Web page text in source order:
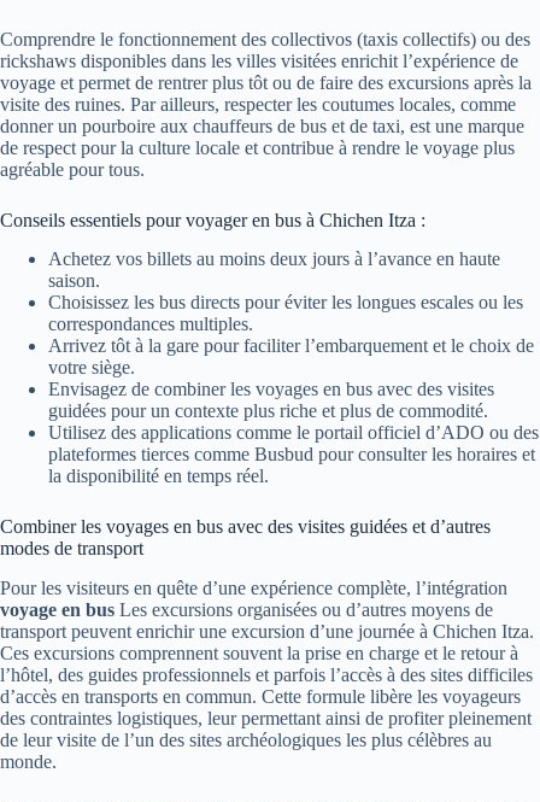
Comprendre le fonctionnement des collectivos (taxis collectifs) ou des
rickshaws disponibles dans les villes visitées enrichit l’expérience de
voyage et permet de rentrer plus tôt ou de faire des excursions après la
visite des ruines. Par ailleurs, respecter les coutumes locales, comme
donner un pourboire aux chauffeurs de bus et de taxi, est une marque
de respect pour la culture locale et contribue à rendre le voyage plus
agréable pour tous.
Conseils essentiels pour voyager en bus à Chichen Itza :
Achetez vos billets au moins deux jours à l’avance en haute
saison.
Choisissez les bus directs pour éviter les longues escales ou les
correspondances multiples.
Arrivez tôt à la gare pour faciliter l’embarquement et le choix de
votre siège.
Envisagez de combiner les voyages en bus avec des visites
guidées pour un contexte plus riche et plus de commodité.
Utilisez des applications comme le portail officiel d’ADO ou des
plateformes tierces comme Busbud pour consulter les horaires et
la disponibilité en temps réel.
Combiner les voyages en bus avec des visites guidées et d’autres
modes de transport
Pour les visiteurs en quête d’une expérience complète, l’intégration
voyage en bus Les excursions organisées ou d’autres moyens de
transport peuvent enrichir une excursion d’une journée à Chichen Itza.
Ces excursions comprennent souvent la prise en charge et le retour à
l’hôtel, des guides professionnels et parfois l’accès à des sites difficiles
d’accès en transports en commun. Cette formule libère les voyageurs
des contraintes logistiques, leur permettant ainsi de profiter pleinement
de leur visite de l’un des sites archéologiques les plus célèbres au
monde.